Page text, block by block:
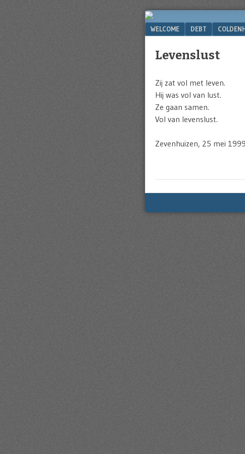
Website
of
Greve
Menu
SKIP TO CONTENT
WELCOME DEBT
Levenslust
Zij zat vol met leven.
Hij was vol van lust.
Ze gaan samen.
Vol van levenslust.
Zevenhuizen, 25 mei 1999